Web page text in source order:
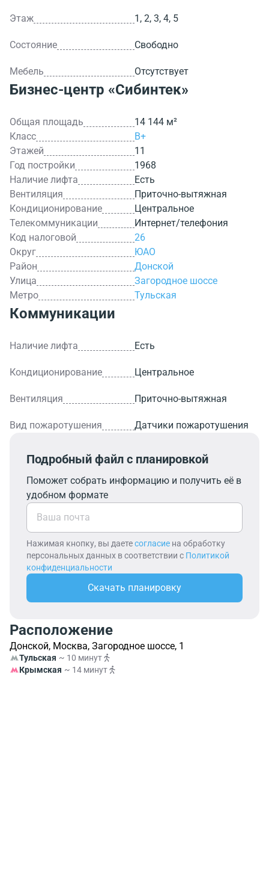
Этаж 1, 2, 3, 4, 5
Состояние Свободно
Мебель Отсутствует
Бизнес-центр «Сибинтек»
Общая площадь
14 144 м²
Класс
B+
Этажей
11
Год постройки
1968
Наличие лифта
Есть
Вентиляция
Приточно-вытяжная
Кондиционирование
Центральное
Телекоммуникации
Интернет/телефония
Код налоговой
26
Округ
ЮАО
Район
Донской
Улица
Загородное шоссе
Метро
Тульская
Коммуникации
Наличие лифта Есть
Кондиционирование Центральное
Вентиляция Приточно-вытяжная
Вид пожаротушения Датчики пожаротушения
Подробный файл с планировкой
Поможет собрать информацию и получить её в
удобном формате
Нажимая кнопку, вы даетесогласие на обработку
персональных данных в соответствии с Политикой
конфиденциальности
Скачать планировку
Расположение
Донской, Москва, Загородное шоссе, 1
Тульская ~ 10 минут
Крымская ~ 14 минут